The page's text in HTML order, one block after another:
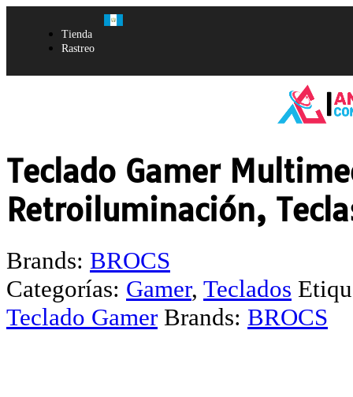
Tienda
Rastreo
Teclado Gamer
Retroiluminación,
Brands: BROCS
Categorías: Gamer, Teclados
Teclado Gamer Brands: BROCS